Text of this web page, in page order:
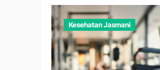
Kesehatan Jasmani